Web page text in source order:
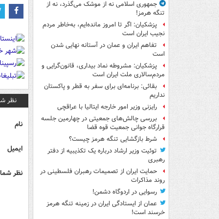
جمهوری اسلامی نه از موشک می‌گذرد، نه از
تنگه هرمز!
پزشکیان: اگر تا امروز مانده‌ایم، به‌خاطر مردم
نجیب ایران است
تفاهم ایران و عمان در آستانه نهایی شدن
است
پزشکیان: مشروطه نماد بیداری، قانون‌گرایی و
مردم‌سالاری ملت ایران است
بقائی: برنامه‌ای برای سفر به قطر و پاکستان
نداریم
رایزنی وزیر امور خارجه ایتالیا با عراقچی
بررسی چالش‌های جمعیتی در چهارمین جلسه
قرارگاه جوانی جمعیت قوه قضا
شرط بازگشایی تنگه هرمز چیست؟
توئیت وزیر ارشاد درباره یک تکذیبیه از دفتر
رهبری
حمایت ایران از تصمیمات رهبران فلسطینی در
روند مذاکرات
رسوایی در اردوگاه دشمن!
عمان از ایستادگی ایران در زمینه تنگه هرمز
خرسند است!
نظر
نام
ایمیل
نظر